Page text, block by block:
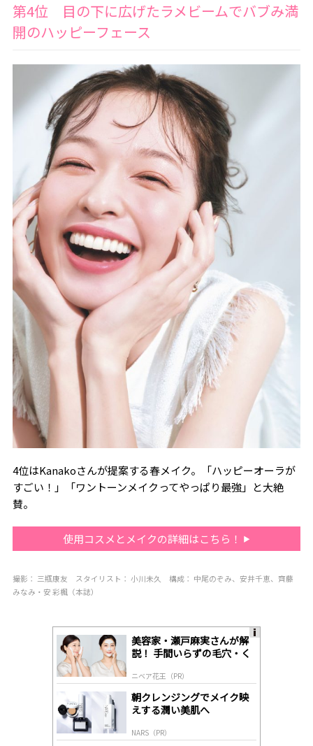
第4位 目の下に広げたラメビームでバブみ満
開のハッピーフェース
4位はKanakoさんが提案する春メイク。「ハッピーオーラが
すごい！」「ワントーンメイクってやっぱり最強」と大絶
賛。
使用コスメとメイクの詳細はこちら！
撮影： 三瓶康友 スタイリ スト： 小川未久 構成： 中尾のぞみ、安井千恵、齊藤
みなみ ・安 彩楓（本誌）
美容家・瀬戸麻実さんが解
説！ 手間いらずの毛穴・く
ニベア花王（PR）
朝クレンジングでメイク映
えする潤い美肌へ
NARS（PR）